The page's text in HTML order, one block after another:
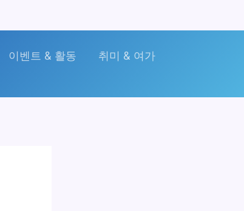
이벤트 & 활동
취미 & 여가